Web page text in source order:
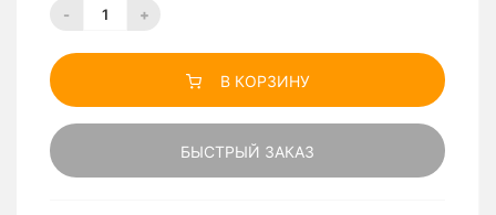
- +
В КОРЗИНУ
БЫСТРЫЙ ЗАКАЗ